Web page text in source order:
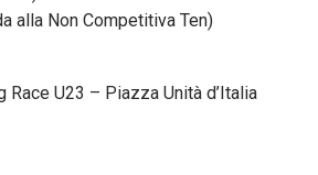
alla Non Competitiva Ten)
U23 – Piazza Unità d’Italia